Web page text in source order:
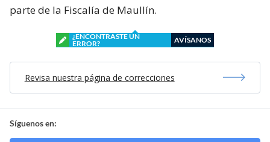
parte de la Fiscalía de Maullín.
¿ENCONTRASTE UN
ERROR?
AVÍSANOS
Revisa nuestra página de correcciones
Síguenos en: